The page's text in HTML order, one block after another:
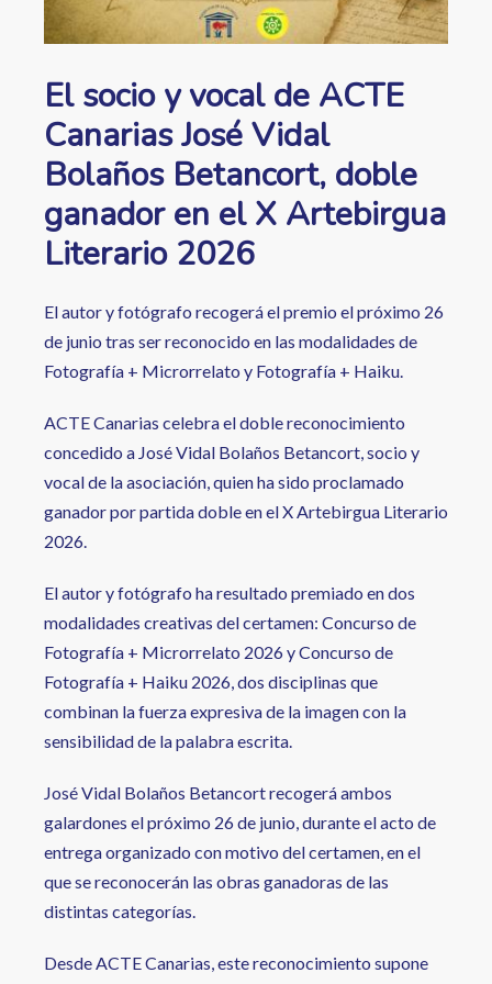
El socio y vocal de ACTE
Canarias José Vidal
Bolaños Betancort, doble
ganador en el X Artebirgua
Literario 2026
El autor y fotógrafo recogerá el premio el próximo 26
de junio tras ser reconocido en las modalidades de
Fotografía + Microrrelato y Fotografía + Haiku.
ACTE Canarias celebra el doble reconocimiento
concedido a José Vidal Bolaños Betancort, socio y
vocal de la asociación, quien ha sido proclamado
ganador por partida doble en el X Artebirgua Literario
2026.
El autor y fotógrafo ha resultado premiado en dos
modalidades creativas del certamen: Concurso de
Fotografía + Microrrelato 2026 y Concurso de
Fotografía + Haiku 2026, dos disciplinas que
combinan la fuerza expresiva de la imagen con la
sensibilidad de la palabra escrita.
José Vidal Bolaños Betancort recogerá ambos
galardones el próximo 26 de junio, durante el acto de
entrega organizado con motivo del certamen, en el
que se reconocerán las obras ganadoras de las
distintas categorías.
Desde ACTE Canarias, este reconocimiento supone